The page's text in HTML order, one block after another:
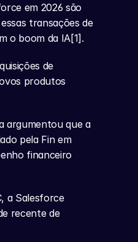
em 2026 são
transações de
o boom da IA[1].
de
produtos
argumentou que a
pela Fin em
financeiro
a Salesforce
recente de